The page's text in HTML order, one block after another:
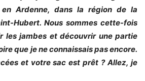
en Ardenne, dans la région de la
Hubert. Nous sommes cette-fois
les jambes et découvrir une partie
que je ne connaissais pas encore.
et votre sac est prêt ? Allez, je